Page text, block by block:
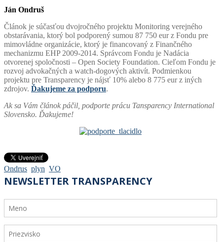
Ján Ondruš
Článok je súčasťou dvojročného projektu Monitoring verejného
obstarávania, ktorý bol podporený sumou 87 750 eur z Fondu pre
mimovládne organizácie, ktorý je financovaný z Finančného
mechanizmu EHP 2009-2014. Správcom Fondu je Nadácia
otvorenej spoločnosti – Open Society Foundation. Cieľom Fondu je
rozvoj advokačných a watch-dogových aktivít. Podmienkou
projektu pre Transparency je nájsť 10% alebo 8 775 eur z iných
zdrojov. Ďakujeme za podporu.
Ak sa Vám článok páčil, podporte prácu Tansparency International
Slovensko. Ďakujeme!
Ondrus plyn VO